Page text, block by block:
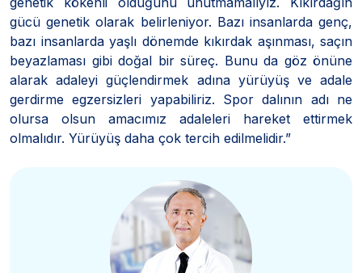
gücü genetik olarak belirleniyor. Bazı insanlarda genç,
bazı insanlarda yaşlı dönemde kıkırdak aşınması, saçın
beyazlaması gibi doğal bir süreç. Bunu da göz önüne
alarak adaleyi güçlendirmek adına yürüyüş ve adale
gerdirme egzersizleri yapabiliriz. Spor dalının adı ne
olursa olsun amacımız adaleleri hareket ettirmek
olmalıdır. Yürüyüş daha çok tercih edilmelidir.”